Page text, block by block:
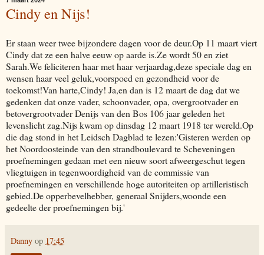
Cindy en Nijs!
Er staan weer twee bijzondere dagen voor de deur.Op 11 maart viert
Cindy dat ze een halve eeuw op aarde is.Ze wordt 50 en ziet
Sarah.We feliciteren haar met haar verjaardag,deze speciale dag en
wensen haar veel geluk,voorspoed en gezondheid voor de
toekomst!Van harte,Cindy! Ja,en dan is 12 maart de dag dat we
gedenken dat onze vader, schoonvader, opa, overgrootvader en
betovergrootvader Denijs van den Bos 106 jaar geleden het
levenslicht zag.Nijs kwam op dinsdag 12 maart 1918 ter wereld.Op
die dag stond in het Leidsch Dagblad te lezen:'Gisteren werden op
het Noordoosteinde van den strandboulevard te Scheveningen
proefnemingen gedaan met een nieuw soort afweergeschut tegen
vliegtuigen in tegenwoordigheid van de commissie van
proefnemingen en verschillende hoge autoriteiten op artilleristisch
gebied.De opperbevelhebber, generaal Snijders,woonde een
gedeelte der proefnemingen bij.'
Danny op 17:45